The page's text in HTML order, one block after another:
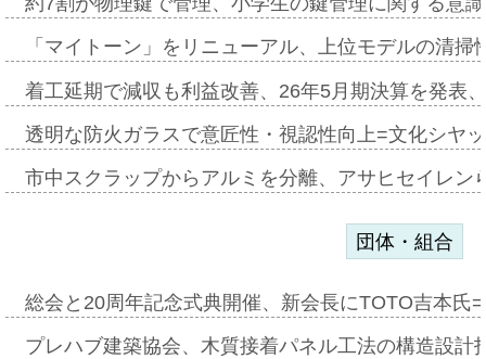
「マイトーン」をリニューアル、上位モデルの清
着工延期で減収も利益改善、26年5月期決算を発表
透明な防火ガラスで意匠性・視認性向上=文化シヤ
市中スクラップからアルミを分離、アサヒセイレ
団体・組合
総会と20周年記念式典開催、新会長にTOTO吉本氏
プレハブ建築協会、木質接着パネル工法の構造設